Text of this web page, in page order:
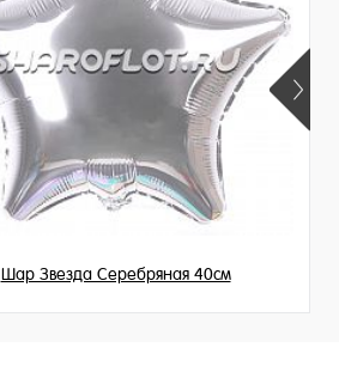
Шар Звезда Серебряная 40см